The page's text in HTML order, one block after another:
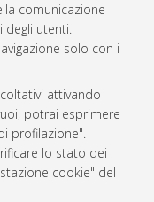
comunicazione
degli utenti.
solo con i
attivando
potrai esprimere
profilazione".
lo stato dei
cookie" del
7 20:32:46 2026 CEST